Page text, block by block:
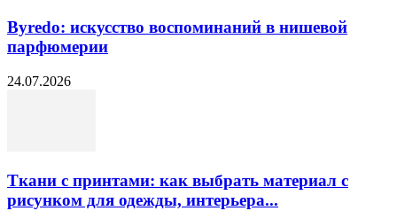
Byredo: искусство воспоминаний в нишевой
парфюмерии
24.07.2026
Ткани с принтами: как выбрать материал с
рисунком для одежды, интерьера...